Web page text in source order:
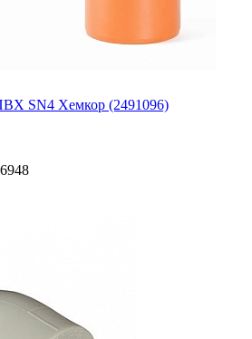
SN4 Хемкор (2491096)